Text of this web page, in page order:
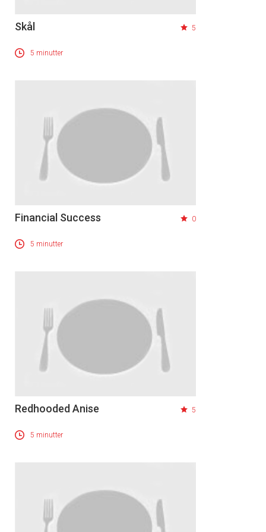
Skål 5
5 minutter
Financial Success 0
5 minutter
Redhooded Anise 5
5 minutter